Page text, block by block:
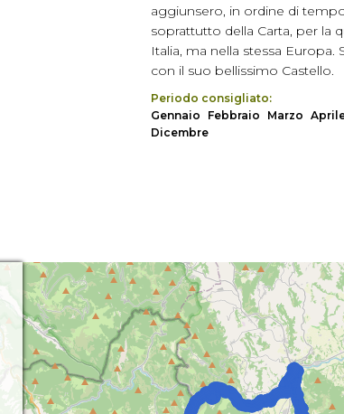
aggiunsero, in ordine di
soprattutto della Carta, per la
Italia, ma nella stessa
con il suo bellissimo Castello.
Periodo consigliato:
Gennaio
Febbraio Marzo
Dicembre